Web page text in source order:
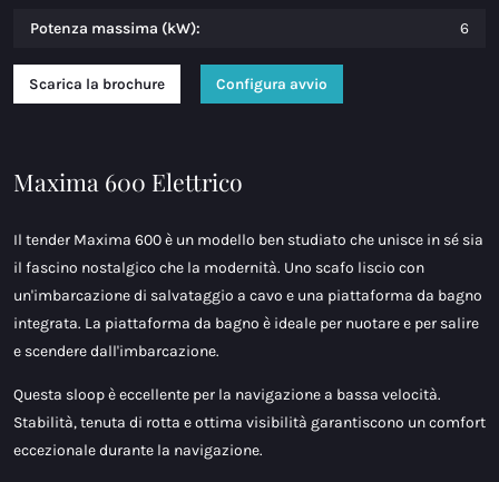
Potenza massima (kW): 6
Scarica la brochure Configura avvio
Maxima 600 Elettrico
Il tender Maxima 600 è un modello ben studiato che unisce in sé sia
il fascino nostalgico che la modernità. Uno scafo liscio con
un'imbarcazione di salvataggio a cavo e una piattaforma da bagno
integrata. La piattaforma da bagno è ideale per nuotare e per salire
e scendere dall'imbarcazione.
Questa sloop è eccellente per la navigazione a bassa velocità.
Stabilità, tenuta di rotta e ottima visibilità garantiscono un comfort
eccezionale durante la navigazione.